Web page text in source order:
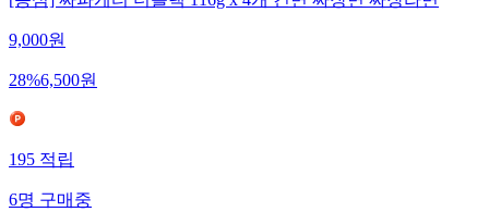
9,000원
28%6,500원
195 적립
6명 구매중